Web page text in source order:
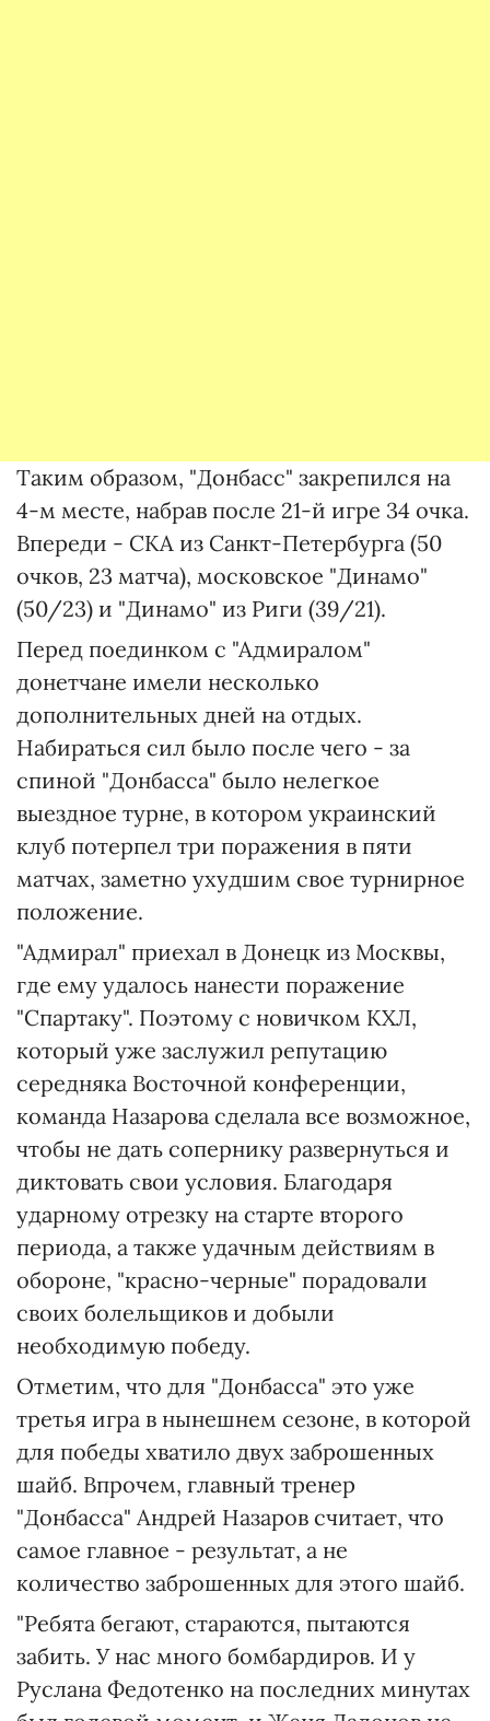
Таким образом, "Донбасс" закрепился на
4-м месте, набрав после 21-й игре 34 очка.
Впереди - СКА из Санкт-Петербурга (50
очков, 23 матча), московское "Динамо"
(50/23) и "Динамо" из Риги (39/21).
Перед поединком с "Адмиралом"
донетчане имели несколько
дополнительных дней на отдых.
Набираться сил было после чего - за
спиной "Донбасса" было нелегкое
выездное турне, в котором украинский
клуб потерпел три поражения в пяти
матчах, заметно ухудшим свое турнирное
положение.
"Адмирал" приехал в Донецк из Москвы,
где ему удалось нанести поражение
"Спартаку". Поэтому с новичком КХЛ,
который уже заслужил репутацию
середняка Восточной конференции,
команда Назарова сделала все возможное,
чтобы не дать сопернику развернуться и
диктовать свои условия. Благодаря
ударному отрезку на старте второго
периода, а также удачным действиям в
обороне, "красно-черные" порадовали
своих болельщиков и добыли
необходимую победу.
Отметим, что для "Донбасса" это уже
третья игра в нынешнем сезоне, в которой
для победы хватило двух заброшенных
шайб. Впрочем, главный тренер
"Донбасса" Андрей Назаров считает, что
самое главное - результат, а не
количество заброшенных для этого шайб.
"Ребята бегают, стараются, пытаются
забить. У нас много бомбардиров. И у
Руслана Федотенко на последних минутах